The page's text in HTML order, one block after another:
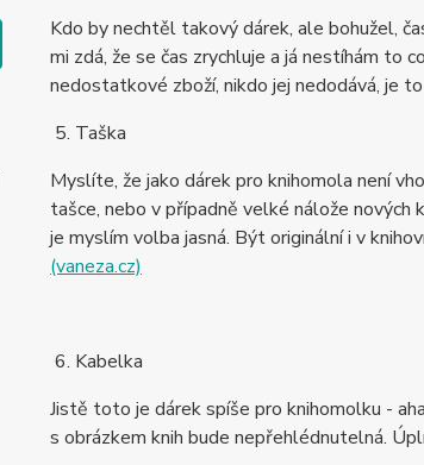
Kdo by nechtěl takový dárek, ale bohužel,
mi zdá, že se čas zrychluje a já nestíhám to
nedostatkové zboží, nikdo jej nedodává, je
5. Taška
Myslíte, že jako dárek pro knihomola není
tašce, nebo v případně velké nálože nových
je myslím volba jasná. Být originální i v
(vaneza.cz)
6. Kabelka
Jistě toto je dárek spíše pro knihomolku -
s obrázkem knih bude nepřehlédnutelná.